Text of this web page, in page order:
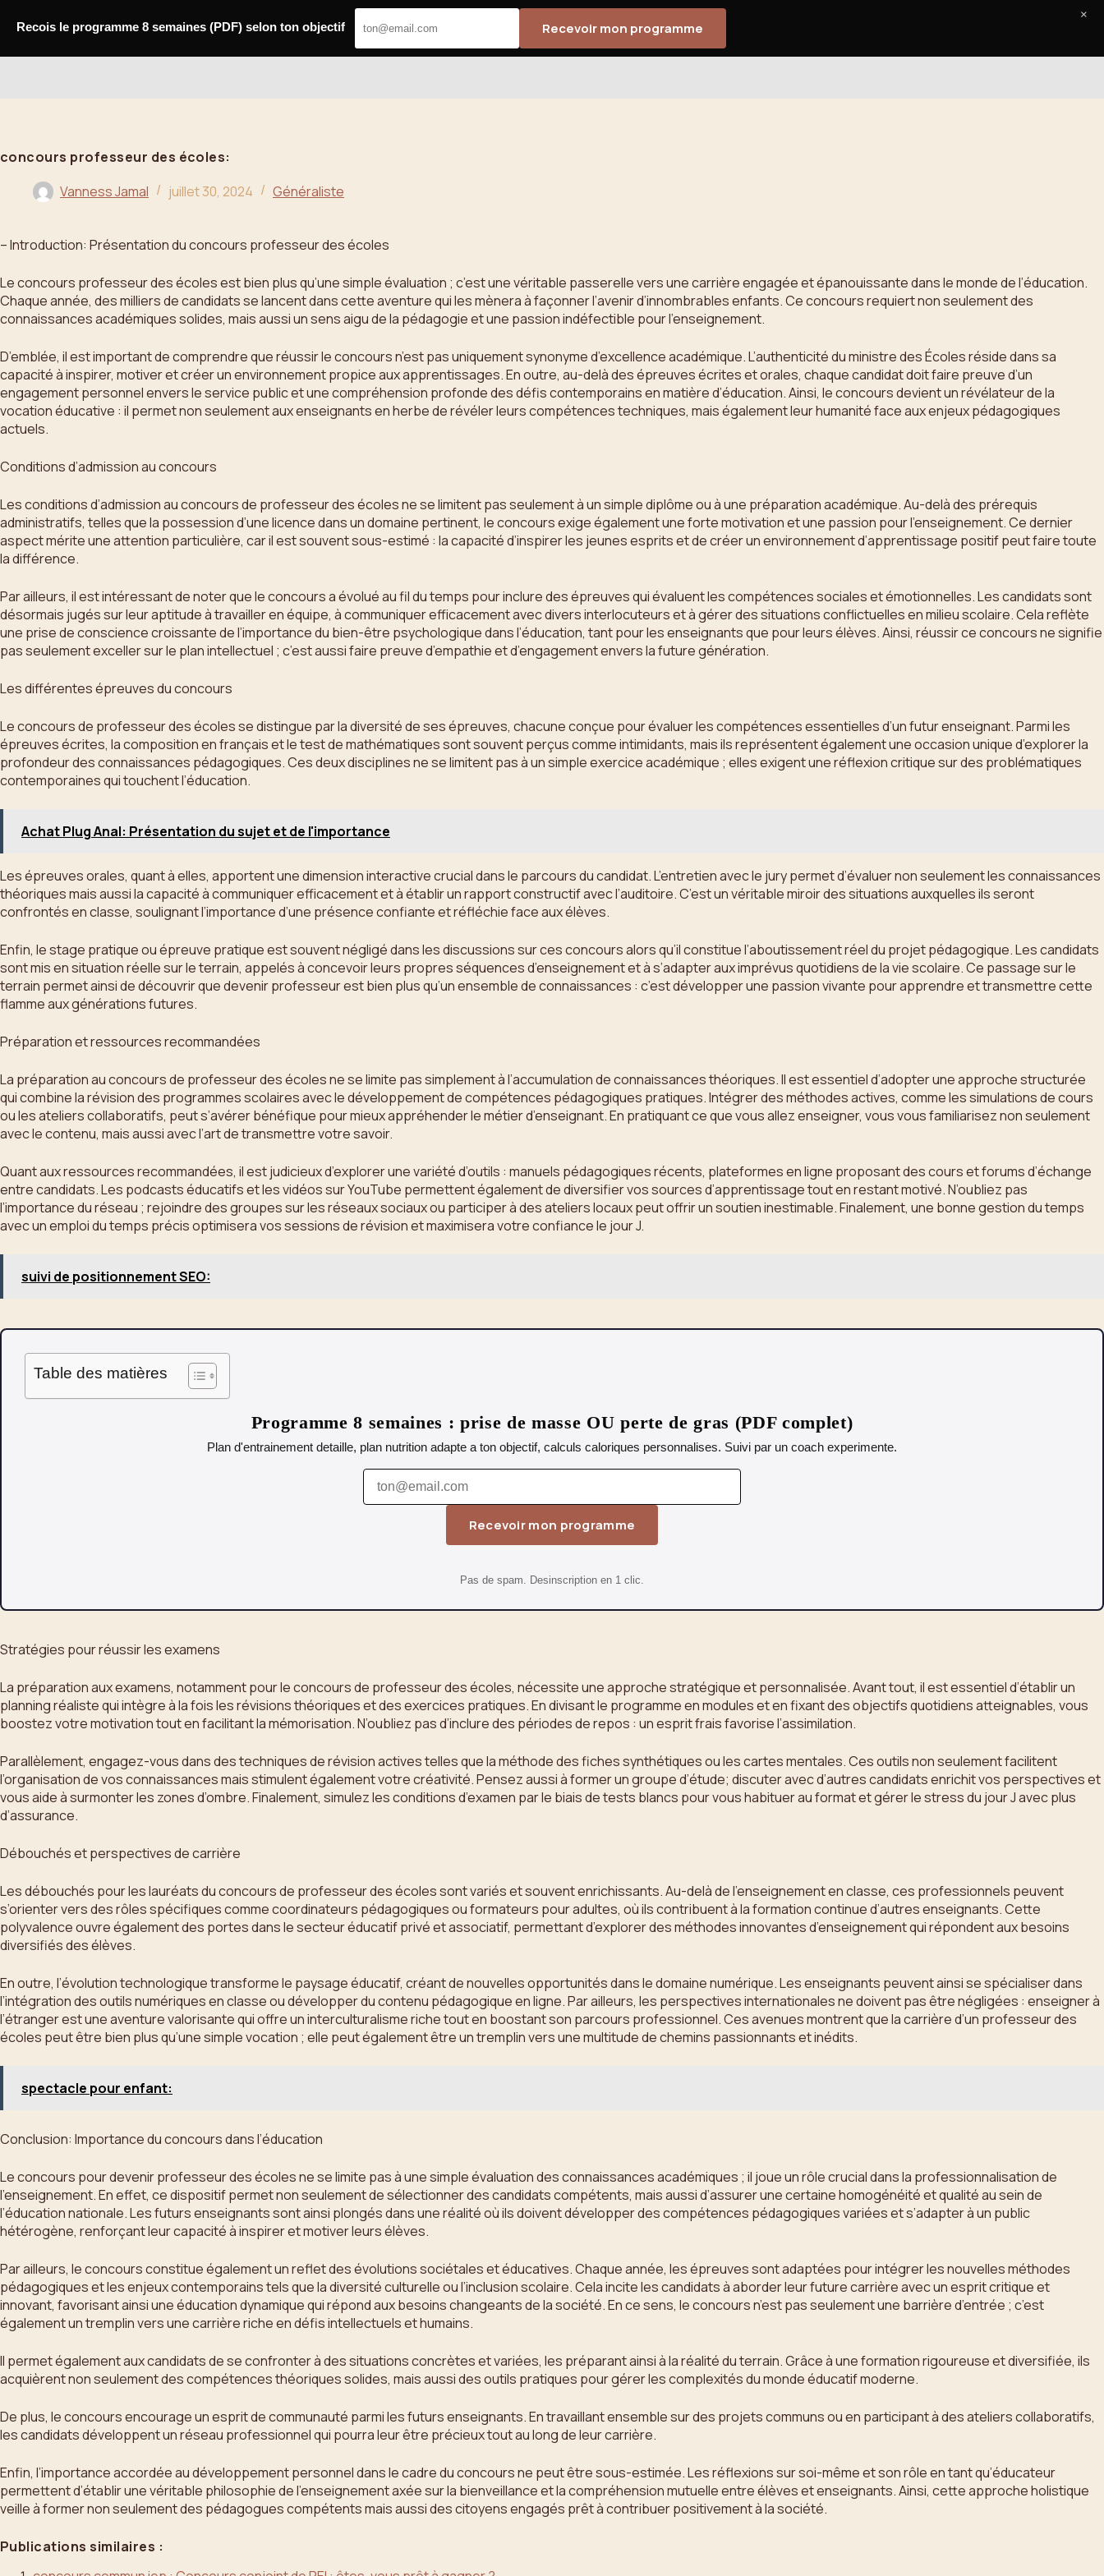
concours professeur des écoles:
Vanness Jamal
juillet 30, 2024 Généraliste
– Introduction: Présentation du concours professeur des écoles
Le concours professeur des écoles est bien plus qu’une simple évaluation ; c’est une véritable passerelle vers une carrière engagée et épanouissante dans le monde de l’éducation.
Chaque année, des milliers de candidats se lancent dans cette aventure qui les mènera à façonner l’avenir d’innombrables enfants. Ce concours requiert non seulement des
connaissances académiques solides, mais aussi un sens aigu de la pédagogie et une passion indéfectible pour l’enseignement.
D’emblée, il est important de comprendre que réussir le concours n’est pas uniquement synonyme d’excellence académique. L’authenticité du ministre des Écoles réside dans sa
capacité à inspirer, motiver et créer un environnement propice aux apprentissages. En outre, au-delà des épreuves écrites et orales, chaque candidat doit faire preuve d’un
engagement personnel envers le service public et une compréhension profonde des défis contemporains en matière d’éducation. Ainsi, le concours devient un révélateur de la
vocation éducative : il permet non seulement aux enseignants en herbe de révéler leurs compétences techniques, mais également leur humanité face aux enjeux pédagogiques
actuels.
Conditions d’admission au concours
Les conditions d’admission au concours de professeur des écoles ne se limitent pas seulement à un simple diplôme ou à une préparation académique. Au-delà des prérequis
administratifs, telles que la possession d’une licence dans un domaine pertinent, le concours exige également une forte motivation et une passion pour l’enseignement. Ce dernier
aspect mérite une attention particulière, car il est souvent sous-estimé : la capacité d’inspirer les jeunes esprits et de créer un environnement d’apprentissage positif peut faire toute
la différence.
Par ailleurs, il est intéressant de noter que le concours a évolué au fil du temps pour inclure des épreuves qui évaluent les compétences sociales et émotionnelles. Les candidats sont
désormais jugés sur leur aptitude à travailler en équipe, à communiquer efficacement avec divers interlocuteurs et à gérer des situations conflictuelles en milieu scolaire. Cela reflète
une prise de conscience croissante de l’importance du bien-être psychologique dans l’éducation, tant pour les enseignants que pour leurs élèves. Ainsi, réussir ce concours ne signifie
pas seulement exceller sur le plan intellectuel ; c’est aussi faire preuve d’empathie et d’engagement envers la future génération.
Les différentes épreuves du concours
Le concours de professeur des écoles se distingue par la diversité de ses épreuves, chacune conçue pour évaluer les compétences essentielles d’un futur enseignant. Parmi les
épreuves écrites, la composition en français et le test de mathématiques sont souvent perçus comme intimidants, mais ils représentent également une occasion unique d’explorer la
profondeur des connaissances pédagogiques. Ces deux disciplines ne se limitent pas à un simple exercice académique ; elles exigent une réflexion critique sur des problématiques
contemporaines qui touchent l’éducation.
Achat Plug Anal: Présentation du sujet et de l'importance
Les épreuves orales, quant à elles, apportent une dimension interactive crucial dans le parcours du candidat. L’entretien avec le jury permet d’évaluer non seulement les connaissances
théoriques mais aussi la capacité à communiquer efficacement et à établir un rapport constructif avec l’auditoire. C’est un véritable miroir des situations auxquelles ils seront
confrontés en classe, soulignant l’importance d’une présence confiante et réfléchie face aux élèves.
Enfin, le stage pratique ou épreuve pratique est souvent négligé dans les discussions sur ces concours alors qu’il constitue l’aboutissement réel du projet pédagogique. Les candidats
sont mis en situation réelle sur le terrain, appelés à concevoir leurs propres séquences d’enseignement et à s’adapter aux imprévus quotidiens de la vie scolaire. Ce passage sur le
terrain permet ainsi de découvrir que devenir professeur est bien plus qu’un ensemble de connaissances : c’est développer une passion vivante pour apprendre et transmettre cette
flamme aux générations futures.
Préparation et ressources recommandées
La préparation au concours de professeur des écoles ne se limite pas simplement à l’accumulation de connaissances théoriques. Il est essentiel d’adopter une approche structurée
qui combine la révision des programmes scolaires avec le développement de compétences pédagogiques pratiques. Intégrer des méthodes actives, comme les simulations de cours
ou les ateliers collaboratifs, peut s’avérer bénéfique pour mieux appréhender le métier d’enseignant. En pratiquant ce que vous allez enseigner, vous vous familiarisez non seulement
avec le contenu, mais aussi avec l’art de transmettre votre savoir.
Quant aux ressources recommandées, il est judicieux d’explorer une variété d’outils : manuels pédagogiques récents, plateformes en ligne proposant des cours et forums d’échange
entre candidats. Les podcasts éducatifs et les vidéos sur YouTube permettent également de diversifier vos sources d’apprentissage tout en restant motivé. N’oubliez pas
l’importance du réseau ; rejoindre des groupes sur les réseaux sociaux ou participer à des ateliers locaux peut offrir un soutien inestimable. Finalement, une bonne gestion du temps
avec un emploi du temps précis optimisera vos sessions de révision et maximisera votre confiance le jour J.
suivi de positionnement SEO:
Table des matières
Programme 8 semaines : prise de masse OU perte de gras (PDF complet)
Plan d'entrainement detaille, plan nutrition adapte a ton objectif, calculs caloriques personnalises. Suivi par un coach experimente.
Recevoir mon programme
Pas de spam. Desinscription en 1 clic.
Stratégies pour réussir les examens
La préparation aux examens, notamment pour le concours de professeur des écoles, nécessite une approche stratégique et personnalisée. Avant tout, il est essentiel d’établir un
planning réaliste qui intègre à la fois les révisions théoriques et des exercices pratiques. En divisant le programme en modules et en fixant des objectifs quotidiens atteignables, vous
boostez votre motivation tout en facilitant la mémorisation. N’oubliez pas d’inclure des périodes de repos : un esprit frais favorise l’assimilation.
Parallèlement, engagez-vous dans des techniques de révision actives telles que la méthode des fiches synthétiques ou les cartes mentales. Ces outils non seulement facilitent
l’organisation de vos connaissances mais stimulent également votre créativité. Pensez aussi à former un groupe d’étude; discuter avec d’autres candidats enrichit vos perspectives et
vous aide à surmonter les zones d’ombre. Finalement, simulez les conditions d’examen par le biais de tests blancs pour vous habituer au format et gérer le stress du jour J avec plus
d’assurance.
Débouchés et perspectives de carrière
Les débouchés pour les lauréats du concours de professeur des écoles sont variés et souvent enrichissants. Au-delà de l’enseignement en classe, ces professionnels peuvent
s’orienter vers des rôles spécifiques comme coordinateurs pédagogiques ou formateurs pour adultes, où ils contribuent à la formation continue d’autres enseignants. Cette
polyvalence ouvre également des portes dans le secteur éducatif privé et associatif, permettant d’explorer des méthodes innovantes d’enseignement qui répondent aux besoins
diversifiés des élèves.
En outre, l’évolution technologique transforme le paysage éducatif, créant de nouvelles opportunités dans le domaine numérique. Les enseignants peuvent ainsi se spécialiser dans
l’intégration des outils numériques en classe ou développer du contenu pédagogique en ligne. Par ailleurs, les perspectives internationales ne doivent pas être négligées : enseigner à
l’étranger est une aventure valorisante qui offre un interculturalisme riche tout en boostant son parcours professionnel. Ces avenues montrent que la carrière d’un professeur des
écoles peut être bien plus qu’une simple vocation ; elle peut également être un tremplin vers une multitude de chemins passionnants et inédits.
spectacle pour enfant:
Conclusion: Importance du concours dans l’éducation
Le concours pour devenir professeur des écoles ne se limite pas à une simple évaluation des connaissances académiques ; il joue un rôle crucial dans la professionnalisation de
l’enseignement. En effet, ce dispositif permet non seulement de sélectionner des candidats compétents, mais aussi d’assurer une certaine homogénéité et qualité au sein de
l’éducation nationale. Les futurs enseignants sont ainsi plongés dans une réalité où ils doivent développer des compétences pédagogiques variées et s’adapter à un public
hétérogène, renforçant leur capacité à inspirer et motiver leurs élèves.
Par ailleurs, le concours constitue également un reflet des évolutions sociétales et éducatives. Chaque année, les épreuves sont adaptées pour intégrer les nouvelles méthodes
pédagogiques et les enjeux contemporains tels que la diversité culturelle ou l’inclusion scolaire. Cela incite les candidats à aborder leur future carrière avec un esprit critique et
innovant, favorisant ainsi une éducation dynamique qui répond aux besoins changeants de la société. En ce sens, le concours n’est pas seulement une barrière d’entrée ; c’est
également un tremplin vers une carrière riche en défis intellectuels et humains.
Il permet également aux candidats de se confronter à des situations concrètes et variées, les préparant ainsi à la réalité du terrain. Grâce à une formation rigoureuse et diversifiée, ils
acquièrent non seulement des compétences théoriques solides, mais aussi des outils pratiques pour gérer les complexités du monde éducatif moderne.
De plus, le concours encourage un esprit de communauté parmi les futurs enseignants. En travaillant ensemble sur des projets communs ou en participant à des ateliers collaboratifs,
les candidats développent un réseau professionnel qui pourra leur être précieux tout au long de leur carrière.
Enfin, l’importance accordée au développement personnel dans le cadre du concours ne peut être sous-estimée. Les réflexions sur soi-même et son rôle en tant qu’éducateur
permettent d’établir une véritable philosophie de l’enseignement axée sur la bienveillance et la compréhension mutuelle entre élèves et enseignants. Ainsi, cette approche holistique
veille à former non seulement des pédagogues compétents mais aussi des citoyens engagés prêt à contribuer positivement à la société.
Publications similaires :
Recois le programme 8 semaines (PDF) selon ton objectif Recevoir mon programme
×